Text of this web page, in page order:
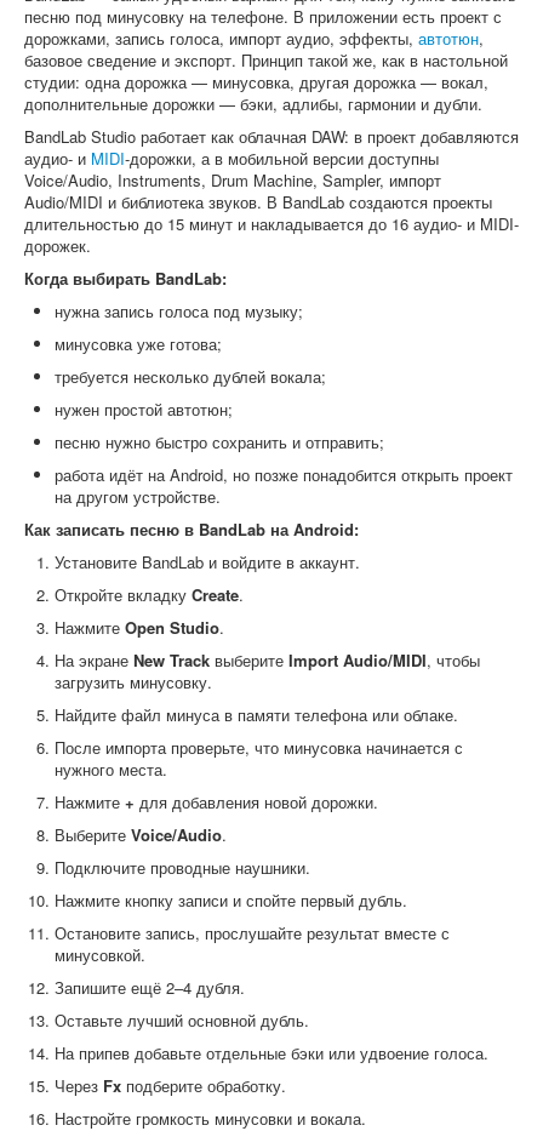
песню под минусовку на телефоне. В приложении есть проект с
дорожками, запись голоса, импорт аудио, эффекты, автотюн,
базовое сведение и экспорт. Принцип такой же, как в настольной
студии: одна дорожка — минусовка, другая дорожка — вокал,
дополнительные дорожки — бэки, адлибы, гармонии и дубли.
BandLab Studio работает как облачная DAW: в проект добавляются
аудио- и MIDI-дорожки, а в мобильной версии доступны
Voice/Audio, Instruments, Drum Machine, Sampler, импорт
Audio/MIDI и библиотека звуков. В BandLab создаются проекты
длительностью до 15 минут и накладывается до 16 аудио- и MIDI-
дорожек.
Когда выбирать BandLab:
нужна запись голоса под музыку;
минусовка уже готова;
требуется несколько дублей вокала;
нужен простой автотюн;
песню нужно быстро сохранить и отправить;
работа идёт на Android, но позже понадобится открыть проект
на другом устройстве.
Как записать песню в BandLab на Android:
Установите BandLab и войдите в аккаунт.
Откройте вкладку Create.
Нажмите Open Studio.
На экране New Track выберите Import Audio/MIDI, чтобы
загрузить минусовку.
Найдите файл минуса в памяти телефона или облаке.
После импорта проверьте, что минусовка начинается с
нужного места.
Нажмите + для добавления новой дорожки.
Выберите Voice/Audio.
Подключите проводные наушники.
Нажмите кнопку записи и спойте первый дубль.
Остановите запись, прослушайте результат вместе с
минусовкой.
Запишите ещё 2–4 дубля.
Оставьте лучший основной дубль.
На припев добавьте отдельные бэки или удвоение голоса.
Через Fx подберите обработку.
Настройте громкость минусовки и вокала.